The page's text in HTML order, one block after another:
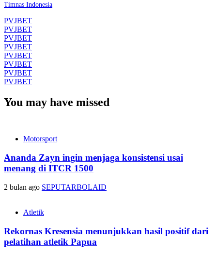
Timnas Indonesia
PVJBET
PVJBET
PVJBET
PVJBET
PVJBET
PVJBET
PVJBET
PVJBET
You may have missed
Motorsport
Ananda Zayn ingin menjaga konsistensi usai
menang di ITCR 1500
2 bulan ago SEPUTARBOLAID
Atletik
Rekornas Kresensia menunjukkan hasil positif dari
pelatihan atletik Papua